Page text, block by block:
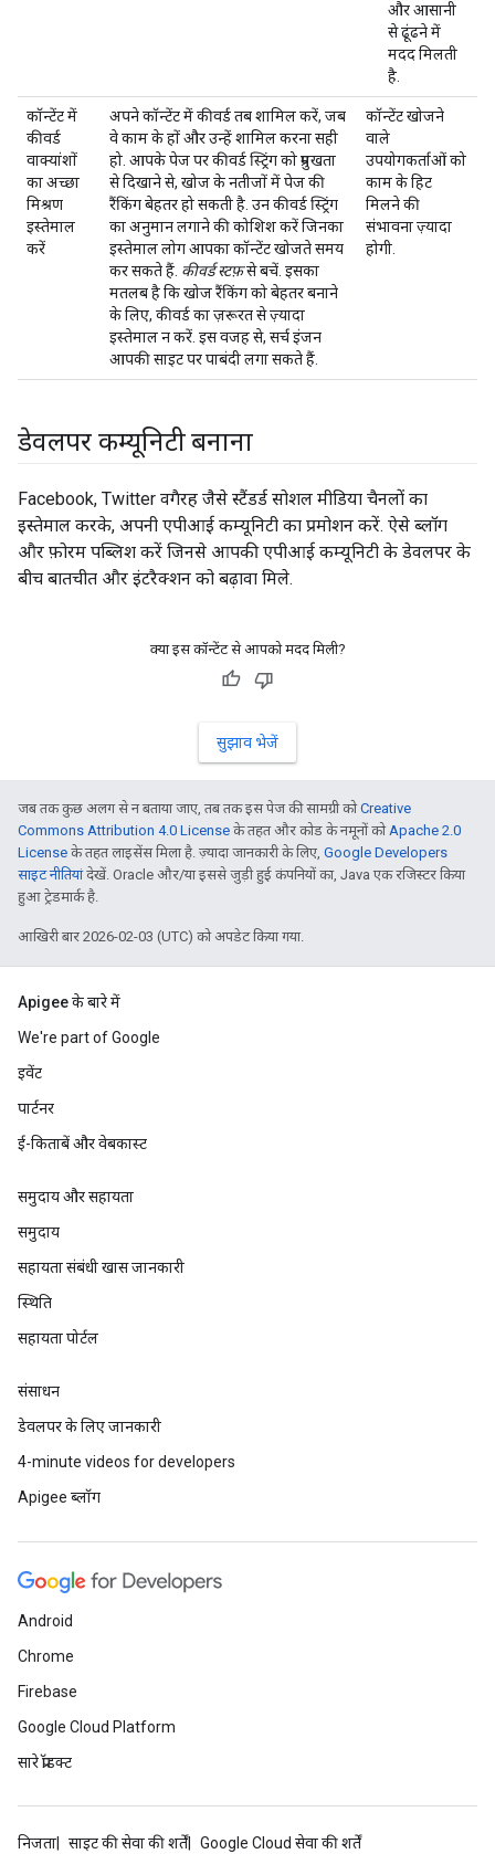
और आसानी
से ढूंढने में
मदद मिलती
है.
कॉन्टेंट में
कीवर्ड
वाक्यांशों
का अच्छा
मिश्रण
इस्तेमाल
करें
अपने कॉन्टेंट में कीवर्ड तब शामिल करें, जब
वे काम के हों और उन्हें शामिल करना सही
हो. आपके पेज पर कीवर्ड स्ट्रिंग को प्रमुखता
से दिखाने से, खोज के नतीजों में पेज की
रैंकिंग बेहतर हो सकती है. उन कीवर्ड स्ट्रिंग
का अनुमान लगाने की कोशिश करें जिनका
इस्तेमाल लोग आपका कॉन्टेंट खोजते समय
कर सकते हैं. कीवर्ड स्टफ़से बचें. इसका
मतलब है कि खोज रैंकिंग को बेहतर बनाने
के लिए, कीवर्ड का ज़रूरत से ज़्यादा
इस्तेमाल न करें. इस वजह से, सर्च इंजन
आपकी साइट पर पाबंदी लगा सकते हैं.
कॉन्टेंट खोजने
वाले
उपयोगकर्ताओं को
काम के हिट
मिलने की
संभावना ज़्यादा
होगी.
डेवलपर कम्यूनिटी बनाना
Facebook, Twitter वगैरह जैसे स्टैंडर्ड सोशल मीडिया चैनलों का
इस्तेमाल करके, अपनी एपीआई कम्यूनिटी का प्रमोशन करें. ऐसे ब्लॉग
और फ़ोरम पब्लिश करें जिनसे आपकी एपीआई कम्यूनिटी के डेवलपर के
बीच बातचीत और इंटरैक्शन को बढ़ावा मिले.
क्या इस कॉन्टेंट से आपको मदद मिली?
सुझाव भेजें
जब तक कुछ अलग से न बताया जाए, तब तक इस पेज की सामग्री कोCreative
Commons Attribution 4.0 License के तहत और कोड के नमूनों कोApache 2.0
License के तहत लाइसेंस मिला है. ज़्यादा जानकारी के लिए, Google Developers
साइट नीतियांदेखें. Oracle और/या इससे जुड़ी हुई कंपनियों का, Java एक रजिस्टर किया
हुआ ट्रेडमार्क है.
आखिरी बार 2026-02-03 (UTC) को अपडेट किया गया.
Apigee के बारे में
We're part of Google
इवेंट
पार्टनर
ई-किताबें और वेबकास्ट
समुदाय और सहायता
समुदाय
सहायता संबंधी खास जानकारी
स्थिति
सहायता पोर्टल
संसाधन
डेवलपर के लिए जानकारी
4-minute videos for developers
Apigee ब्लॉग
Android
Chrome
Firebase
Google Cloud Platform
सारे प्रॉडक्ट
निजता साइट की सेवा की शर्तें Google Cloud सेवा की शर्तें